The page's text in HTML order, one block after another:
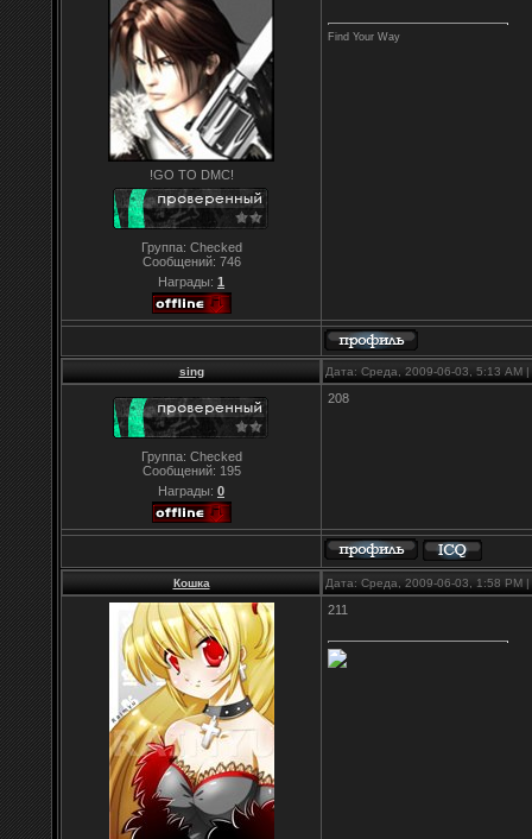
!GO TO DMC!
Группа: Checked
Сообщений: 746
Награды: 1
Find Your Way
sing Дата: Среда, 2009-06-03, 5:13
Группа: Checked
Сообщений: 195
Награды: 0
208
Кошка Дата: Среда, 2009-06-03, 1:58
211